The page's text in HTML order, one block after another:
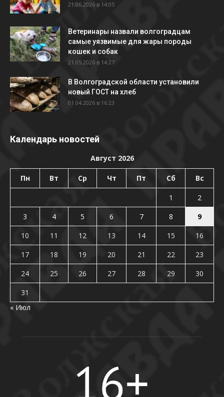
21.06.2026 в 14:05
Ветеринары назвали волгоградцам
самые уязвимые для жары породы
кошек и собак
21.05.2026 в 14:27
В Волгоградской области установили
новый ГОСТ на хлеб
01.04.2026 в 16:23
Календарь новостей
Август 2026
Пн Вт Ср Чт Пт Сб Вс
1
2
3
4 5 6 7 8
9
10
11 12 13 14 15
16
17
18 19 20 21 22
23
24
25 26 27 28 29
30
31
« Июл